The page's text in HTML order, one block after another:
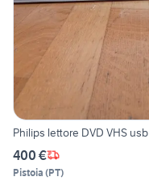
Philips lettore DVD VHS usb
400 €
Pistoia (PT)